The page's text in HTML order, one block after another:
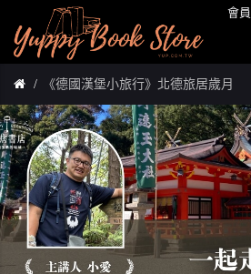
會員
《德國漢堡小旅行》北德旅居歲月